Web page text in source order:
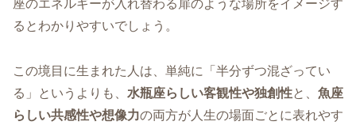
座のエネルギーが入れ替わる扉のような場所をイメージす
るとわかりやすいでしょう。
この境目に生まれた人は、単純に「半分ずつ混ざってい
る」というよりも、 水瓶座らしい客観性や独創性と、 魚座
らしい共感性や想像力の両方が人生の場面ごとに表れやす